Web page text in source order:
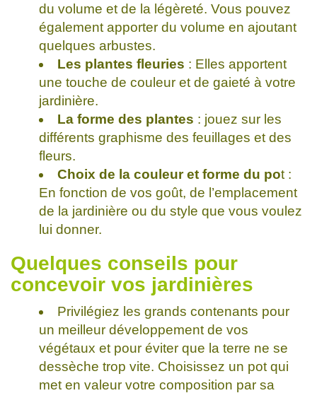
du volume et de la légèreté. Vous pouvez
également apporter du volume en ajoutant
quelques arbustes.
Les plantes fleuries : Elles apportent
une touche de couleur et de gaieté à votre
jardinière.
La forme des plantes : jouez sur les
différents graphisme des feuillages et des
fleurs.
Choix de la couleur et forme du pot :
En fonction de vos goût, de l’emplacement
de la jardinière ou du style que vous voulez
lui donner.
Quelques conseils pour
concevoir vos jardinières
Privilégiez les grands contenants pour
un meilleur développement de vos
végétaux et pour éviter que la terre ne se
dessèche trop vite. Choisissez un pot qui
met en valeur votre composition par sa